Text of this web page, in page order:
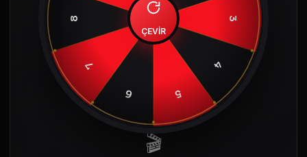
3
4
5
6
7
8
ÇEVİR
🎬